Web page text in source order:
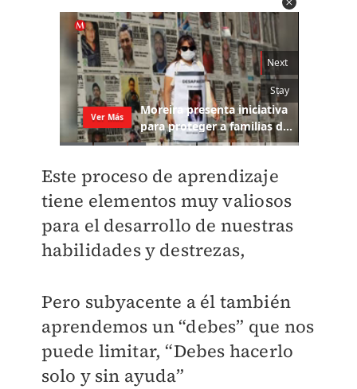
Este proceso de aprendizaje
tiene elementos muy valiosos
para el desarrollo de nuestras
habilidades y destrezas,
Pero subyacente a él también
aprendemos un “debes” que nos
puede limitar, “Debes hacerlo
solo y sin ayuda”